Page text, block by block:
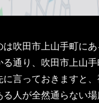
吹田市上山手町に
る通り、吹田市上山
に言っておきますと
人が全然通らない